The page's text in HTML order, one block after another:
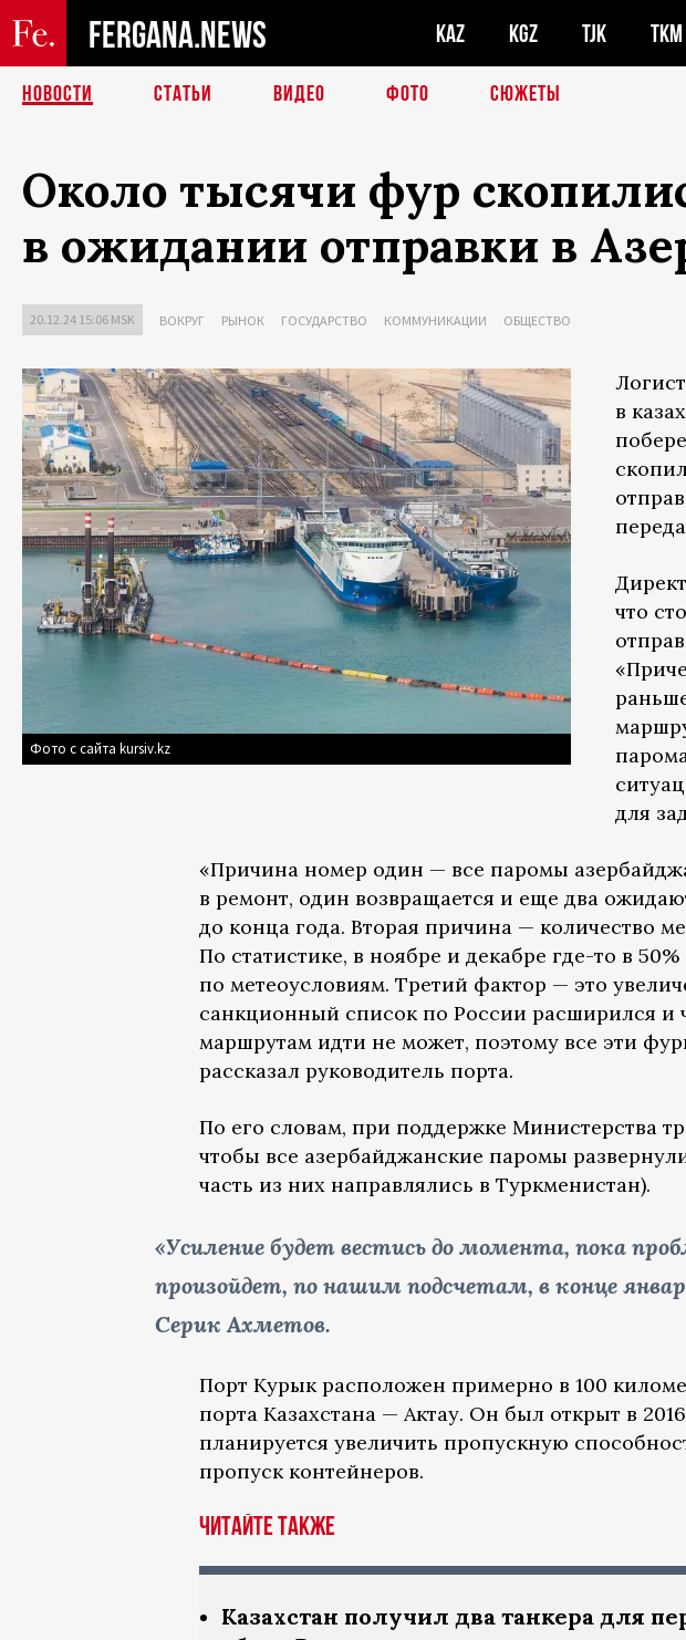
FERGANA.NEWS KAZ KGZ TJK TKM
НОВОСТИ СТАТЬИ ВИДЕО ФОТО СЮЖЕТЫ
Около тысячи фур
в ожидании отправки в
20.12.24 15:06 MSK ВОКРУГ РЫНОК ГОСУДАРСТВО КОММУНИКАЦИИ ОБЩЕСТВО
Фото с сайта kursiv.kz
в
что
для
«Причина номер один — все паромы
в ремонт, один возвращается и еще два
до конца года. Вторая причина — количество
По статистике, в ноябре и декабре где-то в
по метеоусловиям. Третий фактор — это
санкционный список по России расширился и
маршрутам идти не может, поэтому все эти
рассказал руководитель порта.
По его словам, при поддержке Министерства
чтобы все азербайджанские паромы
часть из них направлялись в Туркменистан).
«Усиление будет вестись до момента, пока
произойдет, по нашим подсчетам, в конце
Серик Ахметов.
Порт Курык расположен примерно в 100
порта Казахстана — Актау. Он был открыт в
планируется увеличить пропускную
пропуск контейнеров.
ЧИТАЙТЕ ТАКЖЕ
Казахстан получил два танкера для